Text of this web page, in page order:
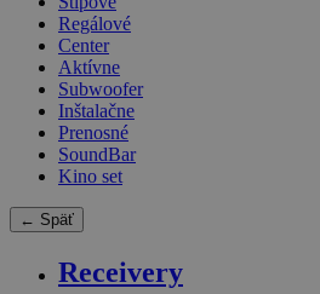
Regálové
Center
Aktívne
Subwoofer
Inštalačne
Prenosné
SoundBar
Kino set
← Späť
Receivery